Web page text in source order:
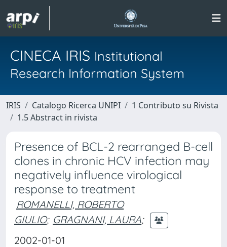
CINECA IRIS Institutional
Research Information System
IRIS Catalogo Ricerca UNIPI
1 Contributo su Rivista
1.5 Abstract in rivista
Presence of BCL-2 rearranged B-cell
clones in chronic HCV infection may
negatively influence virological
response to treatment
ROMANELLI, ROBERTO
GIULIO; GRAGNANI, LAURA;
2002-01-01